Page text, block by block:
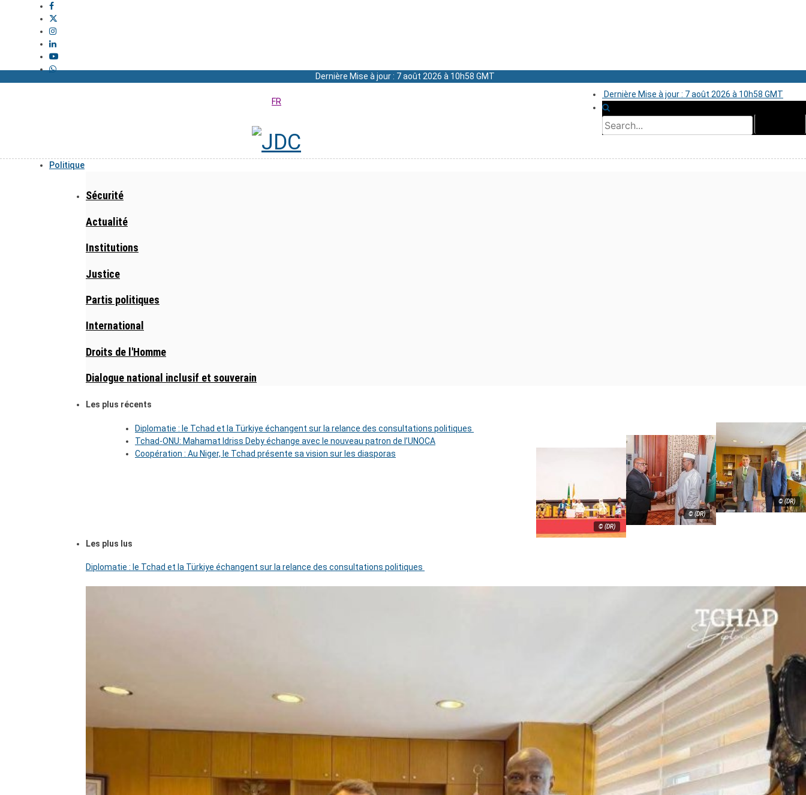
Dernière Mise à jour : 7 août 2026 à 10h58 GMT
Dernière Mise à jour : 7 août 2026 à 10h58 GMT
FR
Politique
Sécurité
Actualité
Institutions
Justice
Partis politiques
International
Droits de l'Homme
Dialogue national inclusif et souverain
Les plus récents
© (DR)
Diplomatie : le Tchad et la Türkiye échangent sur la relance des consultations politiques
© (DR)
Tchad-ONU: Mahamat Idriss Deby échange avec le nouveau patron de l’UNOCA
© (DR)
Coopération : Au Niger, le Tchad présente sa vision sur les diasporas
Les plus lus
Diplomatie : le Tchad et la Türkiye échangent sur la relance des consultations politiques